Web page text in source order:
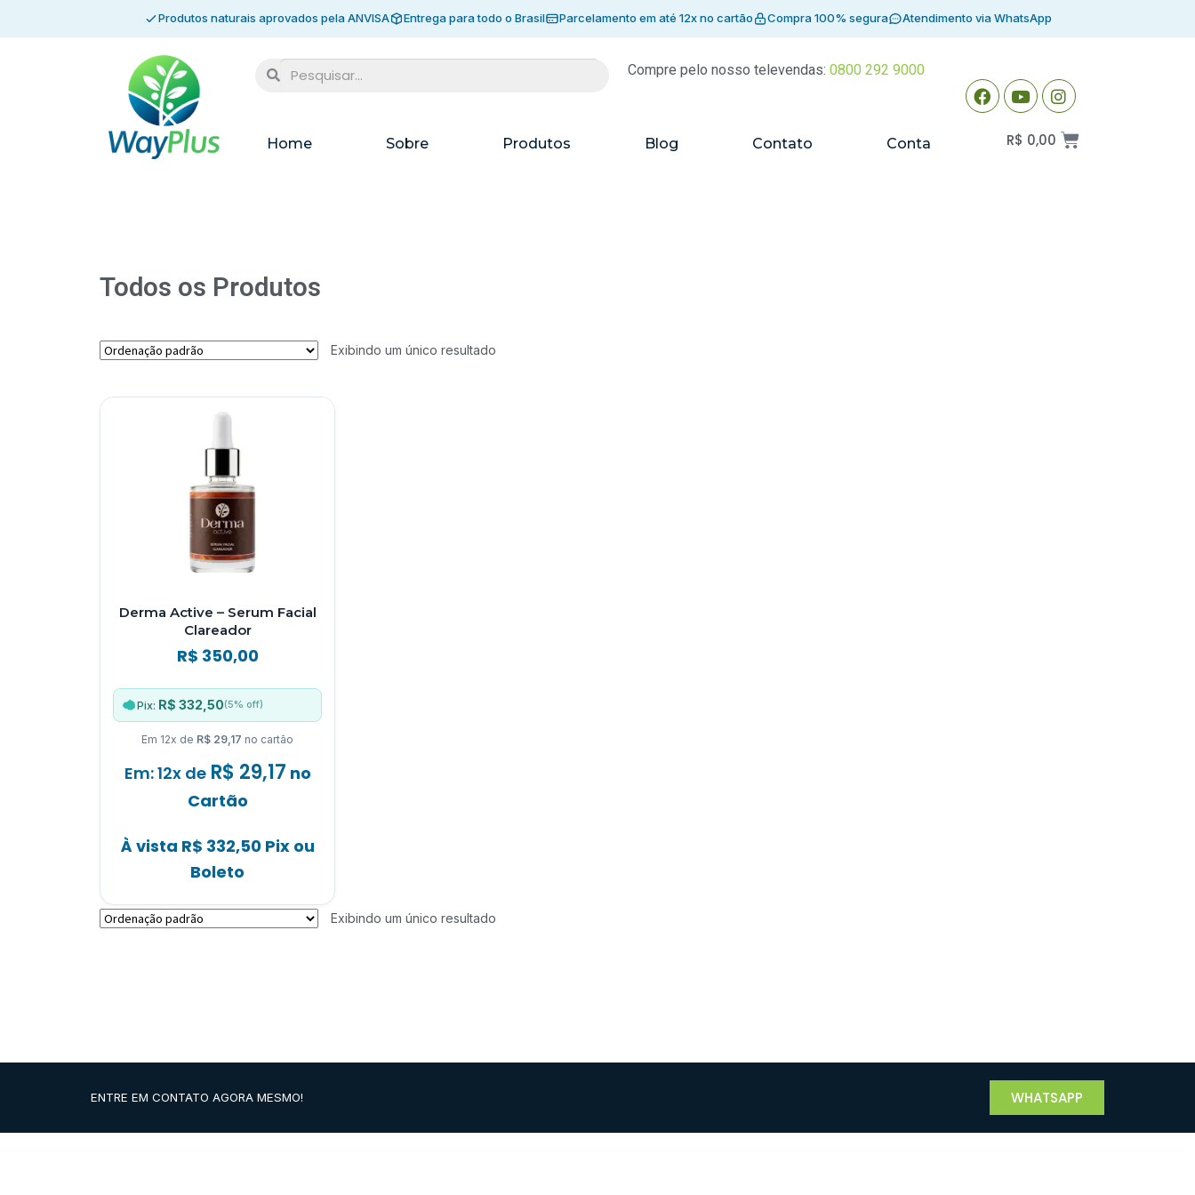
Produtos naturais aprovados pela ANVISA Entrega para todo o Brasil Parcelamento em até 12x no cartão Compra 100% segura Atendimento via WhatsApp
Compre pelo nosso televendas:0800 292 9000
Home Sobre Produtos Blog Contato Conta R$ 0,00
Todos os Produtos
Exibindo um único resultado
Derma Active – Serum Facial
Clareador
R$ 350,00
Pix: R$ 332,50(5% off)
Em 12x de R$ 29,17 no cartão
Em: 12x de R$ 29,17 no
Cartão
À vista R$ 332,50 Pix ou
Boleto
Exibindo um único resultado
ENTRE EM CONTATO AGORA MESMO! WHATSAPP